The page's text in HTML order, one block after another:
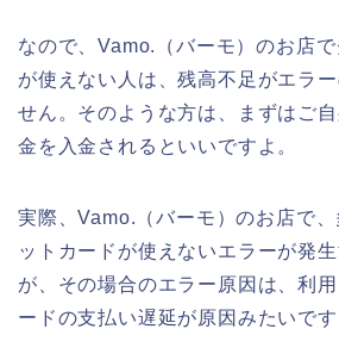
なので、Vamo.（バーモ）のお店
が使えない人は、残高不足がエラ
せん。そのような方は、まずはご
金を入金されるといいですよ。
実際、Vamo.（バーモ）のお店で
ットカードが使えないエラーが発
が、その場合のエラー原因は、利
ードの支払い遅延が原因みたいです